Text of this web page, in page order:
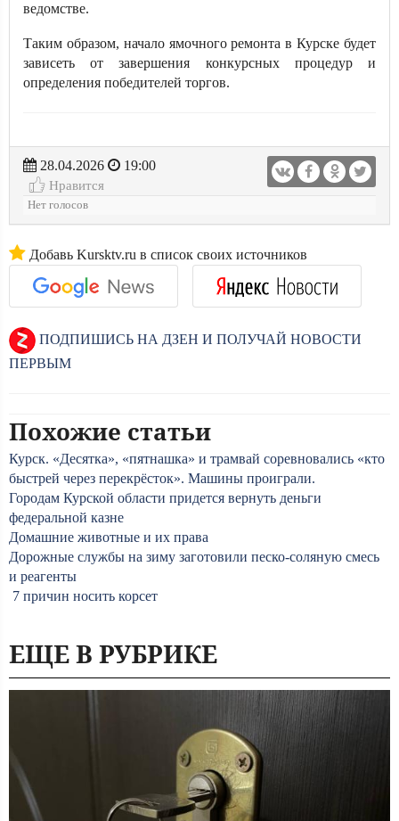
ведомстве.
Таким образом, начало ямочного ремонта в Курске будет
зависеть от завершения конкурсных процедур и
определения победителей торгов.
28.04.2026
19:00
Нравится
Нет голосов
Добавь Kursktv.ru в список своих источников
ПОДПИШИСЬ НА ДЗЕН И ПОЛУЧАЙ НОВОСТИ
ПЕРВЫМ
Похожие статьи
Курск. «Десятка», «пятнашка» и трамвай соревновались «кто
быстрей через перекрёсток». Машины проиграли.
Городам Курской области придется вернуть деньги
федеральной казне
Домашние животные и их права
Дорожные службы на зиму заготовили песко-соляную смесь
и реагенты
7 причин носить корсет
ЕЩЕ В РУБРИКЕ